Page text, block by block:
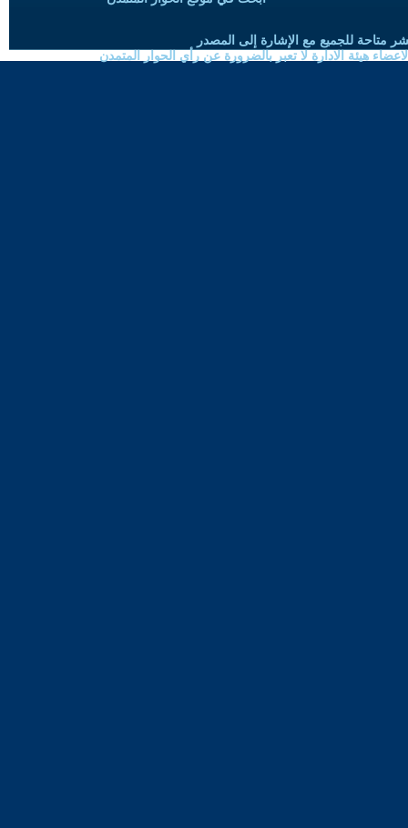
متاحة للجميع مع الإشارة إلى المصدر
هيئة الادارة لا تعبر بالضرورة عن رأي الحوار المتمدن